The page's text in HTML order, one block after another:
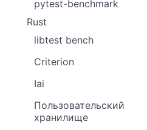
pytest-benchmark
Rust
libtest bench
Criterion
Iai
Пользовательский
хранилище